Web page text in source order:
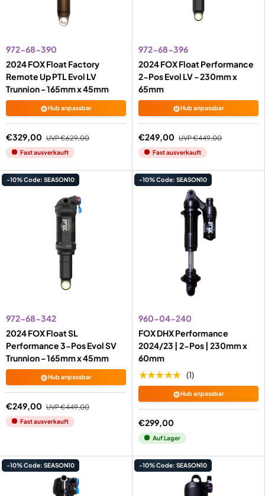
972-68-390
2024 FOX Float Factory
Remote Up PTL Evol LV
Trunnion - 165mm x 45mm
⚙️Hub anpassbar
€329,00 UVP€629,00
Fast ausverkauft
972-68-396
2024 FOX Float Performance
2-Pos Evol LV - 230mm x
65mm
⚙️Hub anpassbar
€249,00 UVP€449,00
Fast ausverkauft
-10% Code: SEASON10
972-68-342
2024 FOX Float SL
Performance 3-Pos Evol SV
Trunnion - 165mm x 45mm
⚙️Hub anpassbar
€249,00 UVP€449,00
Fast ausverkauft
-10% Code: SEASON10
960-04-240
FOX DHX Performance
2024/23 | 2-Pos | 230mm x
60mm
★★★★★ (1)
⚙️Hub anpassbar
€299,00
Auf Lager
-10% Code: SEASON10 -10% Code: SEASON10